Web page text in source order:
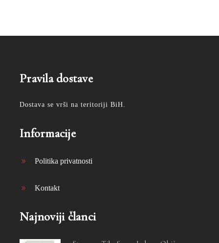
Pravila dostave
Dostava se vrši na teritoriji BiH.
Informacije
Politika privatnosti
Kontakt
Najnoviji članci